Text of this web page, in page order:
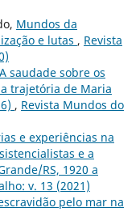
Mundos da
e lutas , Revista
A saudade sobre os
trajetória de Maria
, Revista Mundos do
e experiências na
e a
RS, 1920 a
v. 13 (2021)
pelo mar na